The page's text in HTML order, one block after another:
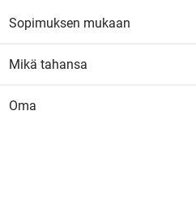
Sopimuksen mukaan
Mikä tahansa
Oma